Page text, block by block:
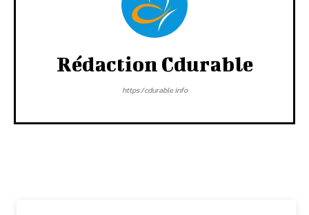
Rédaction Cdurable
https:/cdurable.info